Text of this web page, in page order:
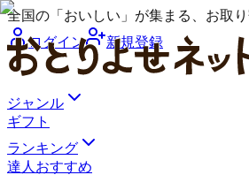
全国の「おいしい」が集まる、お取
ログイン
新規登録
ジャンル
ギフト
ランキング
達人おすすめ